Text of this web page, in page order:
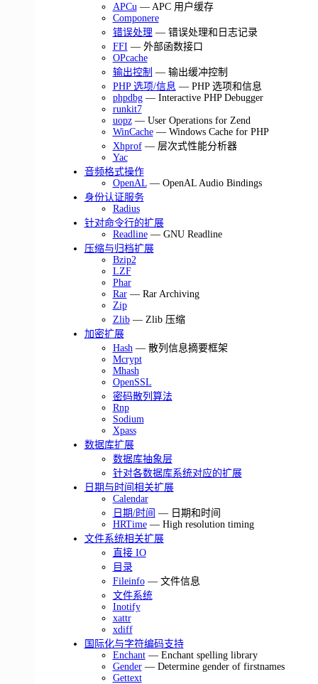
APCu — APC 用户缓存
Componere
错误处理 — 错误处理和日志记录
FFI — 外部函数接口
OPcache
输出控制 — 输出缓冲控制
PHP 选项/信息 — PHP 选项和信息
phpdbg— Interactive PHP Debugger
runkit7
uopz— User Operations for Zend
WinCache— Windows Cache for PHP
Xhprof— 层次式性能分析器
Yac
音频格式操作
OpenAL— OpenAL Audio Bindings
身份认证服务
Radius
针对命令行的扩展
Readline— GNU Readline
压缩与归档扩展
Bzip2
LZF
Phar
Rar— Rar Archiving
Zip
Zlib— Zlib 压缩
加密扩展
Hash — 散列信息摘要框架
Mcrypt
Mhash
OpenSSL
密码散列算法
Rnp
Sodium
Xpass
数据库扩展
数据库抽象层
针对各数据库系统对应的扩展
日期与时间相关扩展
Calendar
日期/时间 — 日期和时间
HRTime— High resolution timing
文件系统相关扩展
直接 IO
目录
Fileinfo— 文件信息
文件系统
Inotify
xattr
xdiff
国际化与字符编码支持
Enchant— Enchant spelling library
Gender— Determine gender of firstnames
Gettext